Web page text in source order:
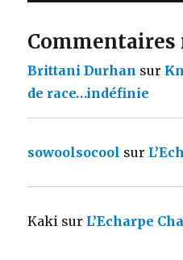
Commentaires
Brittani Durhan sur
de race…indéfinie
sowoolsocool sur
Kaki sur L’Echarpe